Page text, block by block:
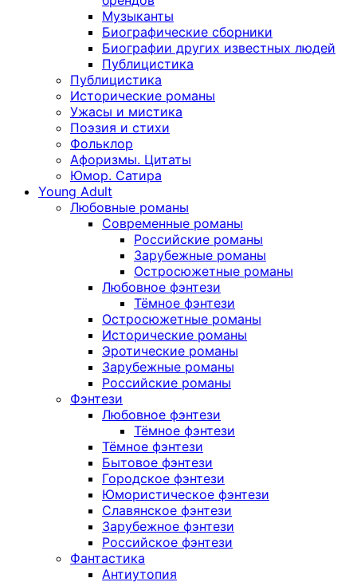
Музыканты
Биографические сборники
Биографии других известных людей
Публицистика
Публицистика
Исторические романы
Ужасы и мистика
Поэзия и стихи
Фольклор
Афоризмы. Цитаты
Юмор. Сатира
Young Adult
Любовные романы
Современные романы
Российские романы
Зарубежные романы
Остросюжетные романы
Любовное фэнтези
Тёмное фэнтези
Остросюжетные романы
Исторические романы
Эротические романы
Зарубежные романы
Российские романы
Фэнтези
Любовное фэнтези
Тёмное фэнтези
Тёмное фэнтези
Бытовое фэнтези
Городское фэнтези
Юмористическое фэнтези
Славянское фэнтези
Зарубежное фэнтези
Российское фэнтези
Фантастика
Антиутопия